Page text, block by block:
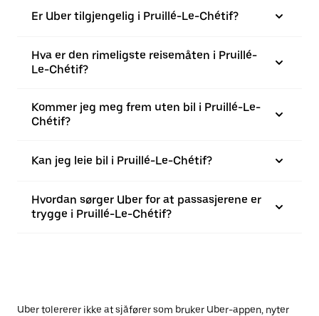
Er Uber tilgjengelig i Pruillé-Le-Chétif?
Hva er den rimeligste reisemåten i Pruillé-
Le-Chétif?
Kommer jeg meg frem uten bil i Pruillé-Le-
Chétif?
Kan jeg leie bil i Pruillé-Le-Chétif?
Hvordan sørger Uber for at passasjerene er
trygge i Pruillé-Le-Chétif?
Uber tolererer ikke at sjåfører som bruker Uber-appen, nyter